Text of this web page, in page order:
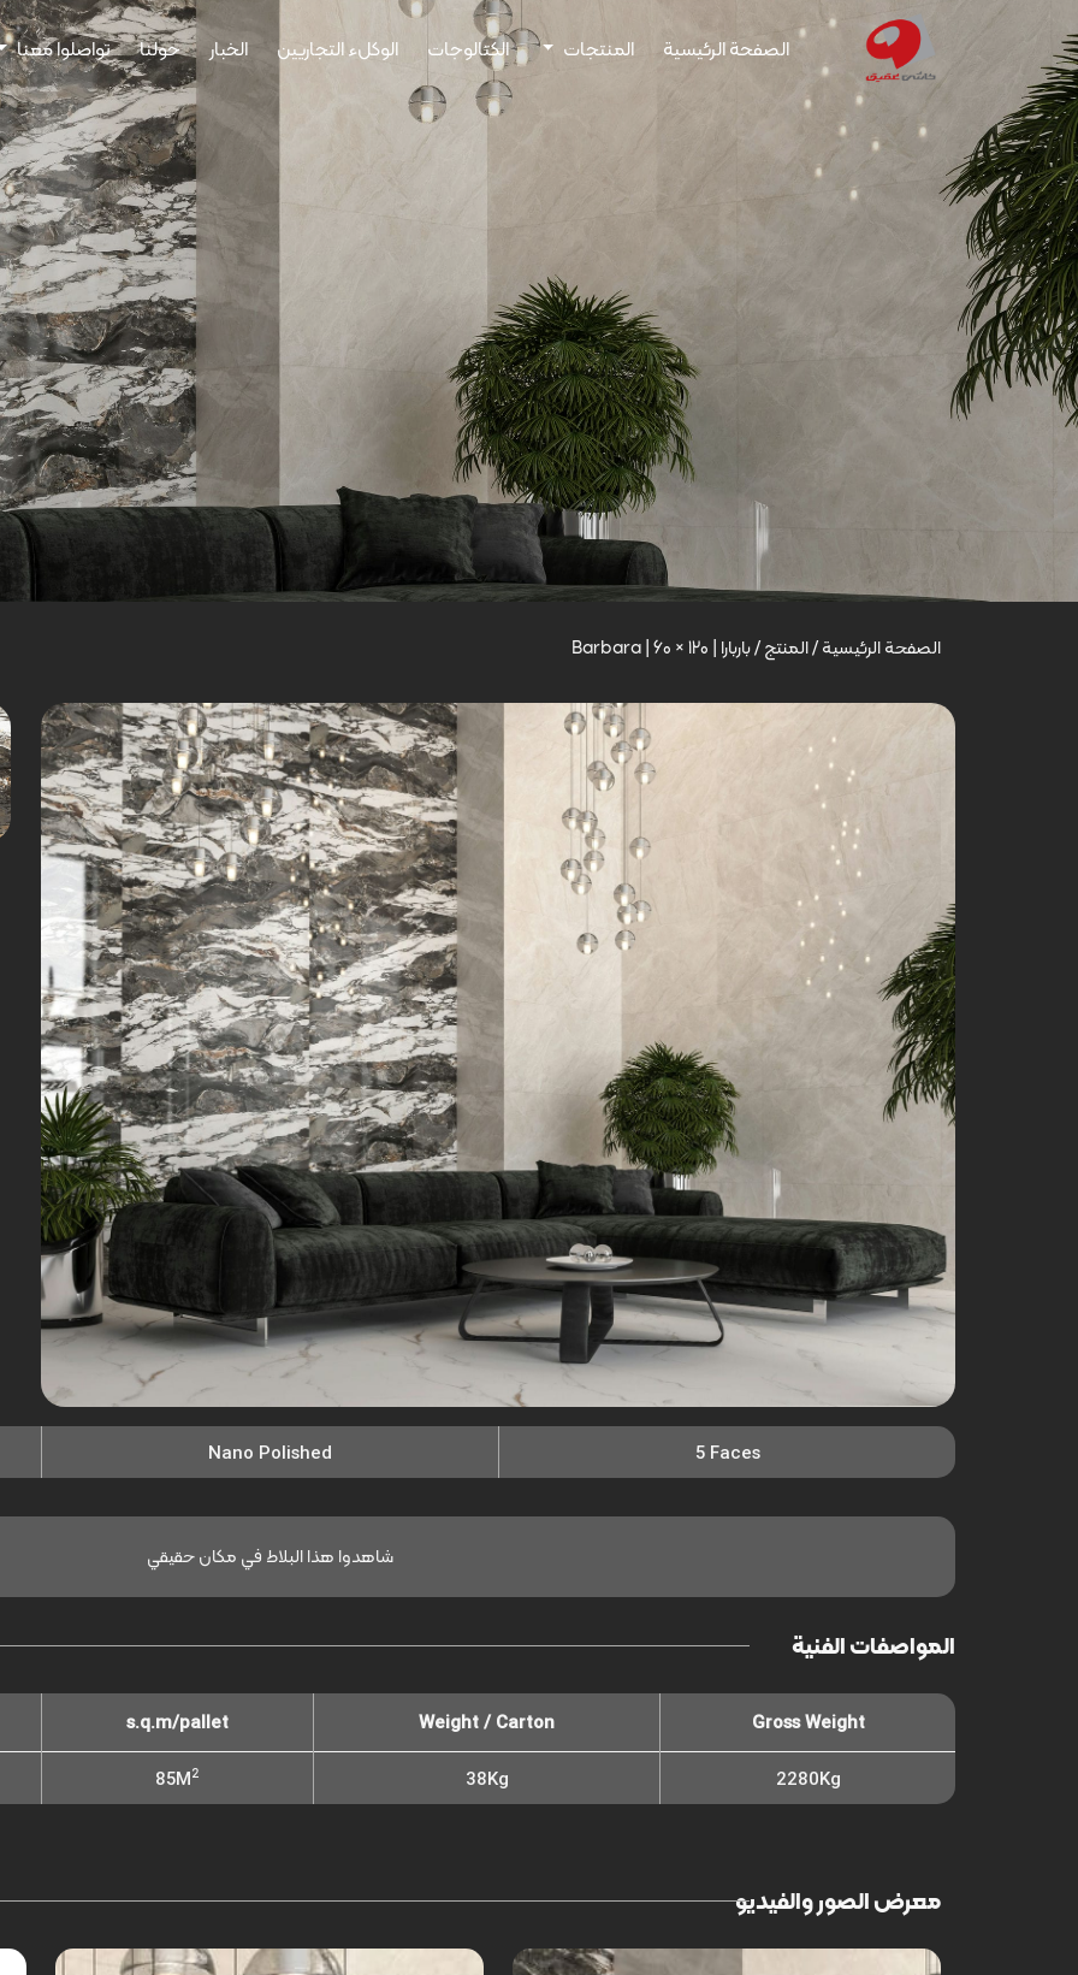
الصفحة الرئيسية المنتجات الكتالوجات الوكلء التجاريين الخبار حولنا تواصلوا معنا
الصفحة الرئيسية/المنتج/باربارا | Barbara | 60 × 120
5 Faces
Nano Polished
شاهدوا هذا البلاط في مكان حقيقي
المواصفات الفنية
Gross Weight
Weight / Carton
s.q.m/pallet
2280Kg
38Kg
85M2
معرض الصور والفيديو